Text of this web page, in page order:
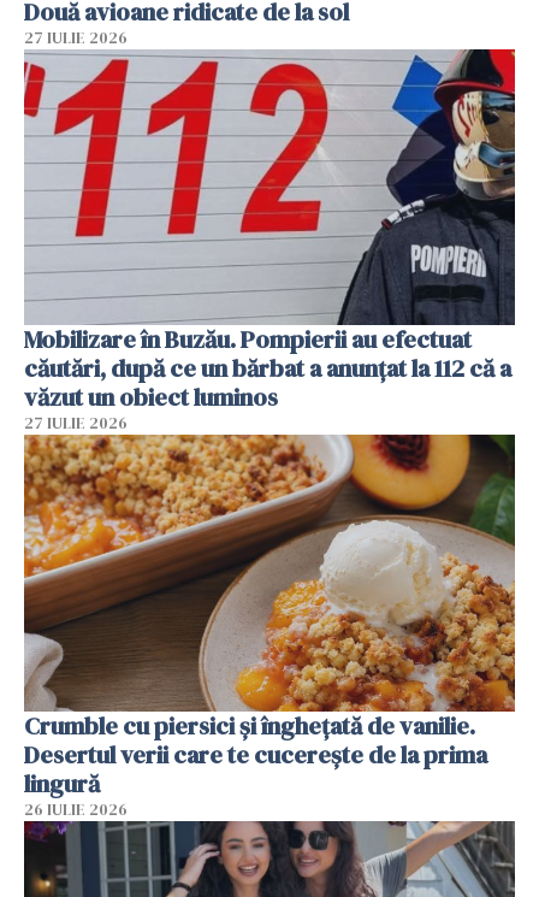
Două avioane ridicate de la sol
27 IULIE 2026
Mobilizare în Buzău. Pompierii au efectuat
căutări, după ce un bărbat a anunțat la 112 că a
văzut un obiect luminos
27 IULIE 2026
Crumble cu piersici și înghețată de vanilie.
Desertul verii care te cucerește de la prima
lingură
26 IULIE 2026